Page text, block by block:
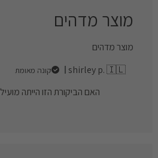
מוצר מדהים
מוצר מדהים
shirley p. 🇮🇱
קונה מאומת
האם הביקורת הזו הייתה